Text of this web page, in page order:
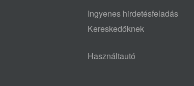
Ingyenes hirdetésfeladás
Kereskedőknek
Használtautó